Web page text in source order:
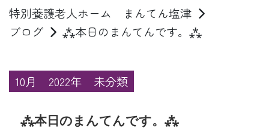
特別養護老人ホーム まんてん塩津
ブログ
⁂本日のまんてんです。⁂
10月 2022年 未分類
⁂本日のまんてんです。⁂